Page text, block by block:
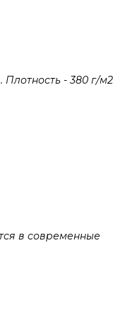
- 380 г/
в современные